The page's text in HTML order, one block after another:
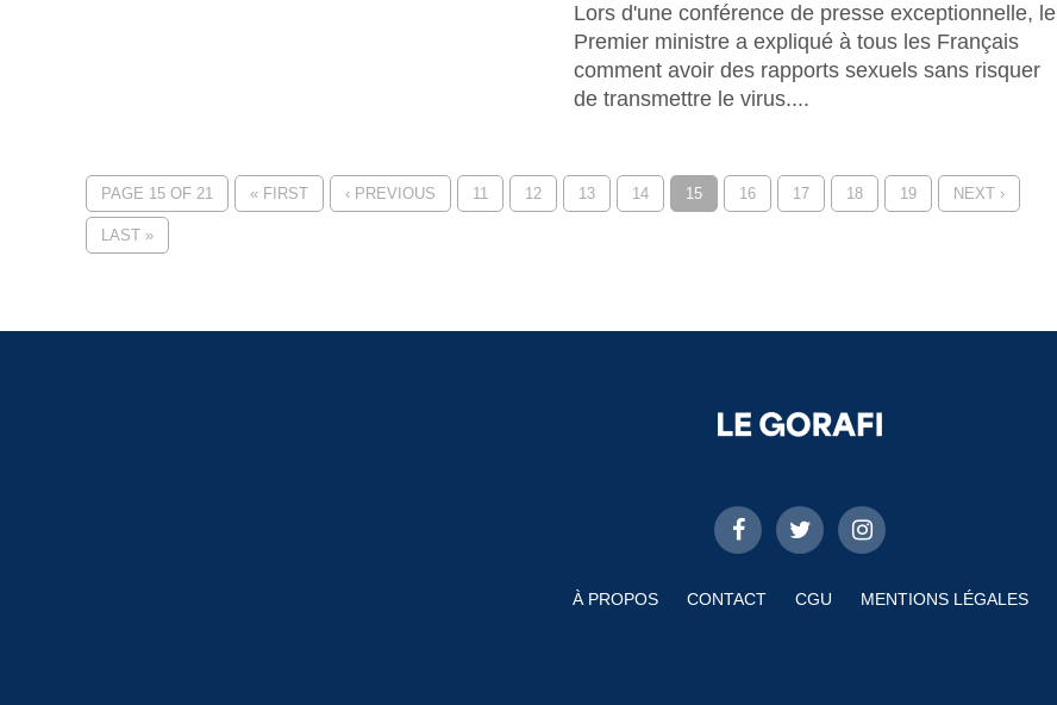
Lors d'une conférence de presse exceptionnelle, le
Premier ministre a expliqué à tous les Français
comment avoir des rapports sexuels sans risquer
de transmettre le virus....
PAGE 15 OF 21 « FIRST ‹ PREVIOUS 11 12 13 14 15 16 17 18 19 NEXT ›
LAST »
À PROPOS CONTACT CGU MENTIONS LÉGALES